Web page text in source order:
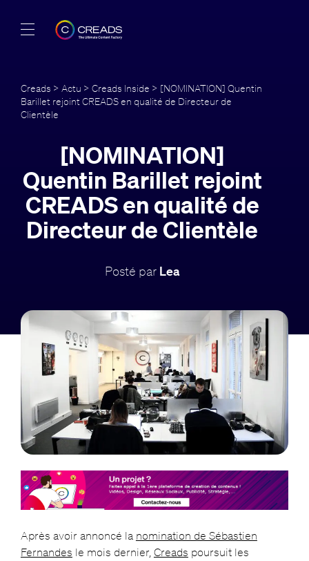
Offres
Guide
Blog
Creads > Actu > Creads Inside > [NOMINATION] Quentin
Barillet rejoint CREADS en qualité de Directeur de
Clientèle
[NOMINATION]
Quentin Barillet rejoint
CREADS en qualité de
Directeur de Clientèle
Posté par Lea
Après avoir annoncé la nomination de Sébastien
Fernandes le mois dernier, Creads poursuit les